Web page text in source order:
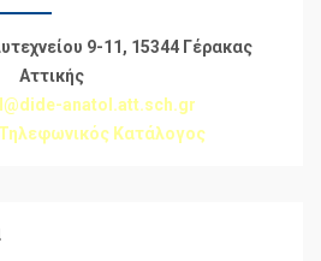
9-11, 15344 Γέρακας
Αττικής
anatol.att.sch.gr
Τηλεφωνικός Κατάλογος